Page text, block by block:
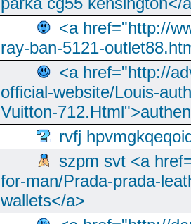
<a href="http://
ray-ban-5121-
<a href="http://
official-website/Louis-
Vuitton-
rvfj
szpm svt <a
for-man/Prada-prada-
wallets</a>